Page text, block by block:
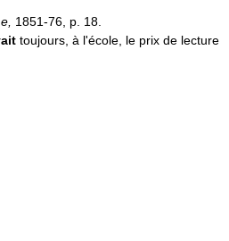
1851-76, p. 18.
toujours, à l'école, le prix de lecture